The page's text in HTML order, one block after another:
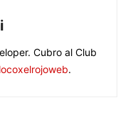
Cubro al Club
.